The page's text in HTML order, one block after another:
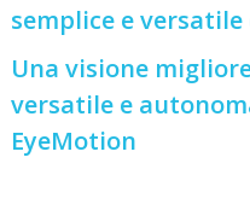
semplice e
Una visione
versatile e
EyeMotion